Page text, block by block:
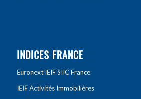
INDICES FRANCE
Euronext IEIF SIIC France
IEIF Activités Immobilières